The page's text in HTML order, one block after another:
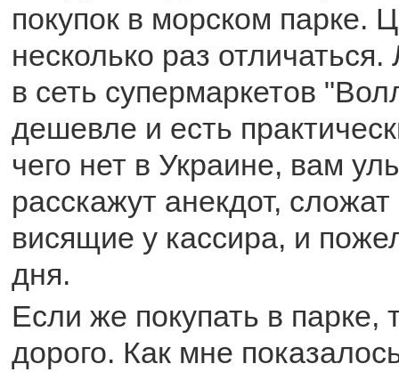
покупок в морском парке.
несколько раз
в сеть супермаркетов
дешевле и есть
чего нет в Украине, вам
расскажут анекдот, сложат
висящие у кассира, и
дня.
Если же покупать в парке,
дорого. Как мне